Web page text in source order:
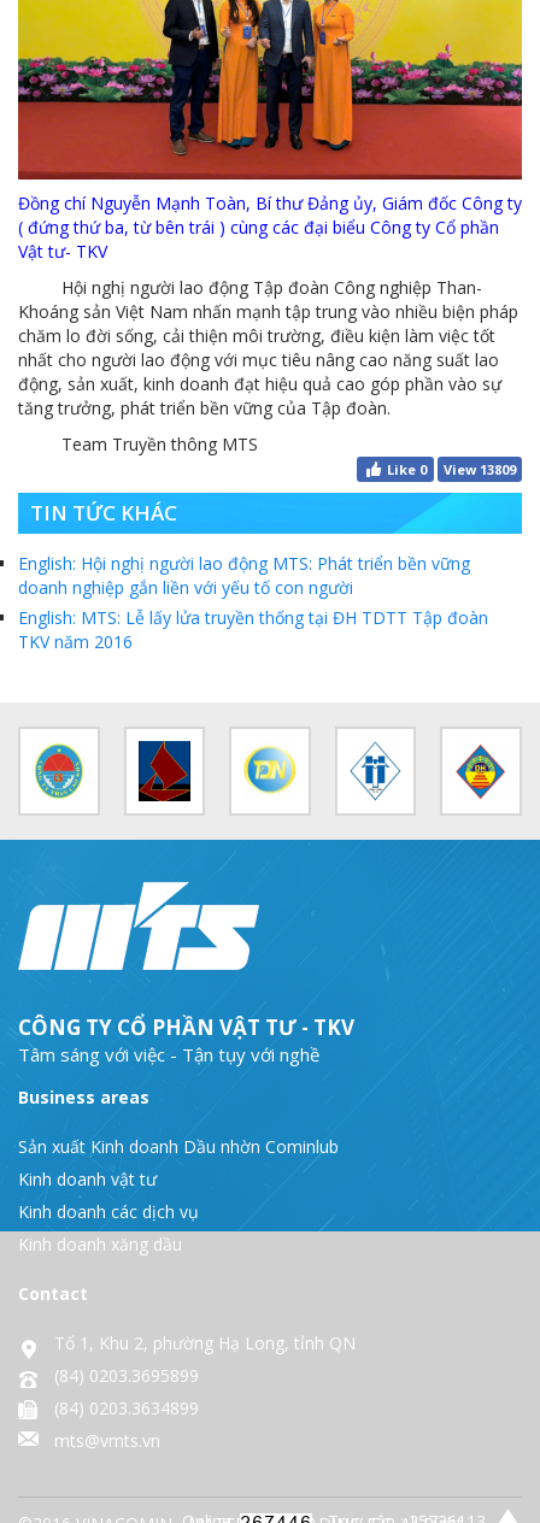
Video quy trình Bỏ phiếu Bầu cử sắp tới
MTS: KHÁNH THÀNH CỬA HÀNG XĂNG DẦU CẨM PHẢ
MTS: 5 NĂM - TỪ ĐẠI HỘI ĐẾN ĐẠI HỘI
Cách phòng chống covid-19 tại nơi làm việc
Sản phẩm dầu nhờn của Công ty CP Vật tư tạo ấn tượng tốt tại Lễ tổng kết
MTS: Công nghệ hiện đại - Kết nối thông minh
Đồng hành vì sự phát triển lâu dài của MTS
MTS: Sự kiện nổi bật trong tháng 3
Tuổi trẻ MTS: "Tâm sáng với việc, tận tụy với nghề" góp sức xây dựng công ty phát triển bền vững
Đồng chí Nguyễn Mạnh Toàn, Bí thư Đảng ủy, Giám đốc Công ty
( đứng thứ ba, từ bên trái ) cùng các đại biểu Công ty Cổ phần
Vật tư- TKV
Hội nghị người lao động Tập đoàn Công nghiệp Than-
Khoáng sản Việt Nam nhấn mạnh tập trung vào nhiều biện pháp
chăm lo đời sống, cải thiện môi trường, điều kiện làm việc tốt
nhất cho người lao động với mục tiêu nâng cao năng suất lao
động, sản xuất, kinh doanh đạt hiệu quả cao góp phần vào sự
tăng trưởng, phát triển bền vững của Tập đoàn.
Team Truyền thông MTS
Like 0 View 13809
TIN TỨC KHÁC
English: Hội nghị người lao động MTS: Phát triển bền vững
doanh nghiệp gắn liền với yếu tố con người
English: MTS: Lễ lấy lửa truyền thống tại ĐH TDTT Tập đoàn
TKV năm 2016
CÔNG TY CỔ PHẦN VẬT TƯ - TKV
Tâm sáng với việc - Tận tụy với nghề
Business areas
Sản xuất Kinh doanh Dầu nhờn Cominlub
Kinh doanh vật tư
Kinh doanh các dịch vụ
Kinh doanh xăng dầu
Contact
Tổ 1, Khu 2, phường Hạ Long, tỉnh QN
(84) 0203.3695899
(84) 0203.3634899
mts@vmts.vn